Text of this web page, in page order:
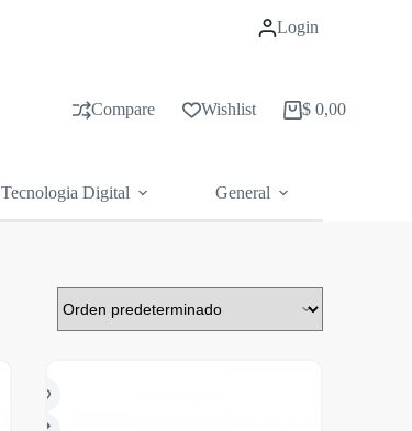
Login
Compare Wishlist
Carrito
$ 0,00
Tecnologia Digital General